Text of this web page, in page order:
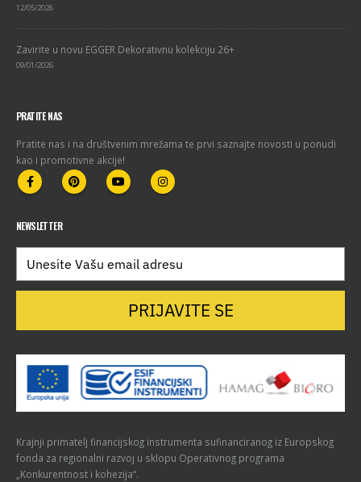
12/05/2026
Zavirite u novu EGGER Dekorativnu kolekciju 26+
09/01/2026
PRATITE NAS
Pratite nas i na društvenim mrežama te prvi saznajte novosti u ponudi
kao i promotivne akcije!
NEWSLETTER
PRIJAVITE SE
Krajnji primatelj financijskog instrumenta sufinanciranog iz Europskog
fonda za regionalni razvoj u sklopu Operativnog programa
„Konkurentnost i kohezija“.